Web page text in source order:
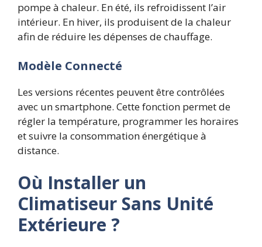
pompe à chaleur. En été, ils refroidissent l’air
intérieur. En hiver, ils produisent de la chaleur
afin de réduire les dépenses de chauffage.
Modèle Connecté
Les versions récentes peuvent être contrôlées
avec un smartphone. Cette fonction permet de
régler la température, programmer les horaires
et suivre la consommation énergétique à
distance.
Où Installer un
Climatiseur Sans Unité
Extérieure ?